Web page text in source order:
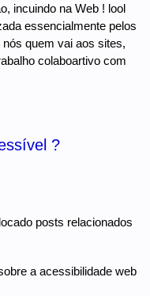
incuindo na Web ! lool
essencialmente pelos
quem vai aos sites,
colaboartivo com
?
posts relacionados
a acessibilidade web